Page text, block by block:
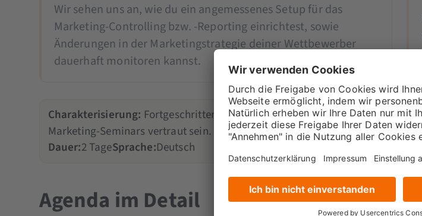
Wir sehen uns an, wie du ein angemessenes Setup für das
Marketing-Controlling bzw. -Reporting einrichtest, sowie
Änderungen in der Marketingstrategie deiner Wettbewerber
dauerhaft monitoren kannst.
Charakterisierung: Fortgeschrittenes Wissen, Grundlagen der Online-
Marketing-Seminars vertraut sein. Wenn deine Firma Webanalyse-Tools
Dauer:2 TageSprache:Deutsch
Agenda im Detail